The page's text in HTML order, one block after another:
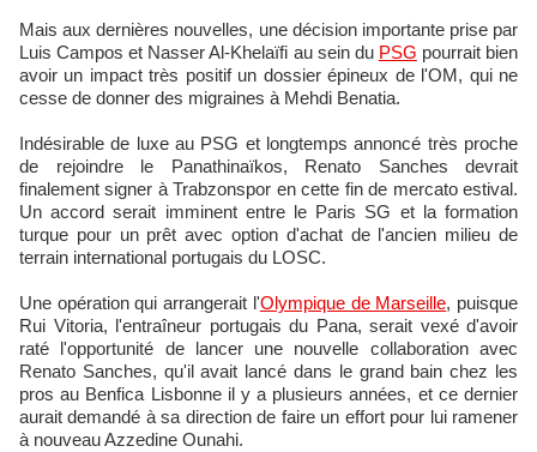
Mais aux dernières nouvelles, une décision importante prise par
Luis Campos et Nasser Al-Khelaïfi au sein du PSG pourrait bien
avoir un impact très positif un dossier épineux de l'OM, qui ne
cesse de donner des migraines à Mehdi Benatia.
Indésirable de luxe au PSG et longtemps annoncé très proche
de rejoindre le Panathinaïkos, Renato Sanches devrait
finalement signer à Trabzonspor en cette fin de mercato estival.
Un accord serait imminent entre le Paris SG et la formation
turque pour un prêt avec option d'achat de l'ancien milieu de
terrain international portugais du LOSC.
Une opération qui arrangerait l'Olympique de Marseille, puisque
Rui Vitoria, l'entraîneur portugais du Pana, serait vexé d'avoir
raté l'opportunité de lancer une nouvelle collaboration avec
Renato Sanches, qu'il avait lancé dans le grand bain chez les
pros au Benfica Lisbonne il y a plusieurs années, et ce dernier
aurait demandé à sa direction de faire un effort pour lui ramener
à nouveau Azzedine Ounahi.